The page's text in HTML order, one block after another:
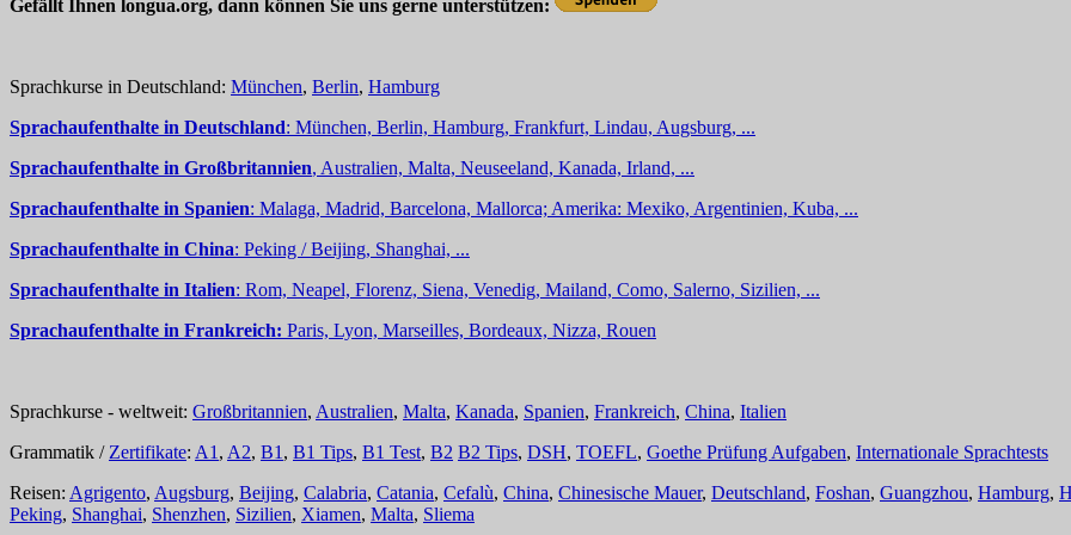
Gefällt Ihnen longua.org, dann können Sie uns gerne unterstützen:
Sprachkurse in Deutschland: München, Berlin, Hamburg
Sprachaufenthalte in Deutschland: München, Berlin, Hamburg, Frankfurt, Lindau, Augsburg, ...
Sprachaufenthalte in Großbritannien, Australien, Malta, Neuseeland, Kanada, Irland, ...
Sprachaufenthalte in Spanien: Malaga, Madrid, Barcelona, Mallorca; Amerika: Mexiko, Argentinien, Kuba, ...
Sprachaufenthalte in China: Peking / Beijing, Shanghai, ...
Sprachaufenthalte in Italien: Rom, Neapel, Florenz, Siena, Venedig, Mailand, Como, Salerno, Sizilien, ...
Sprachaufenthalte in Frankreich: Paris, Lyon, Marseilles, Bordeaux, Nizza, Rouen
Sprachkurse - weltweit: Großbritannien, Australien, Malta, Kanada, Spanien, Frankreich, China, Italien
Grammatik / Zertifikate: A1 , A2, B1 , B1 Tips, B1 Test, B2 B2 Tips, DSH, TOEFL, Goethe Prüfung Aufgaben, Internationale Sprachtests
Reisen: Agrigento, Augsburg, Beijing, Calabria, Catania, Cefalù, China, Chinesische Mauer, Deutschland, Foshan, Guangzhou, Hamburg,
Peking, Shanghai, Shenzhen, Sizilien, Xiamen, Malta, Sliema